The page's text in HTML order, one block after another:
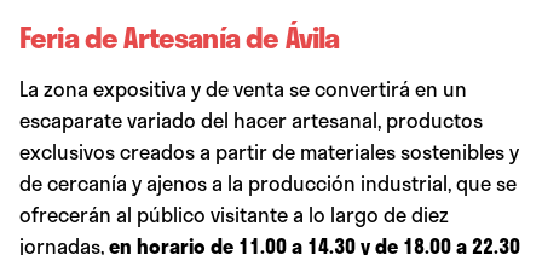
Feria de Artesanía de Ávila
La zona expositiva y de venta se convertirá en un
escaparate variado del hacer artesanal, productos
exclusivos creados a partir de materiales sostenibles y
de cercanía y ajenos a la producción industrial, que se
ofrecerán al público visitante a lo largo de diez
jornadas,en horario de 11.00 a 14.30 y de 18.00 a 22.30